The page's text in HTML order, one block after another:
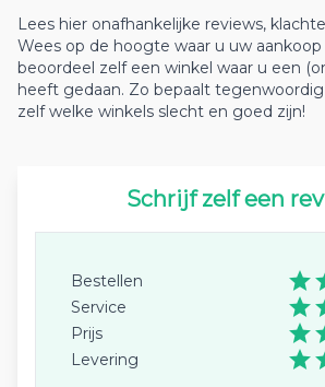
Lees hier onafhankelijke reviews,
Wees op de hoogte waar u uw
beoordeel zelf een winkel waar u een
heeft gedaan. Zo bepaalt
zelf welke winkels slecht en goed zijn!
Schrijf zelf een
Bestellen
Service
Prijs
Levering